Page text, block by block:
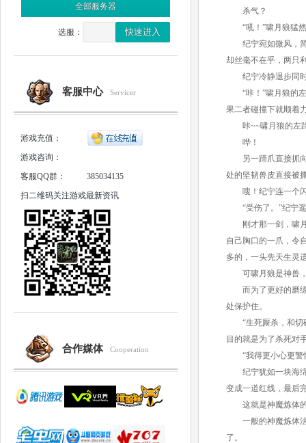
全部服务器
选服：
客服中心 Servicer
游戏充值：
游戏咨询：
客服QQ群：
385034135
扫二维码关注游戏最新资讯
合作媒体 Cooperation
杀气？
“吼！”啸月狼猛然
纪宁宛如微风，简
却丝毫不在乎，两只
纪宁冷静退步同时
“咔！”啸月狼的左
果二者碰撞下就顺着
咔~~啸月狼的左蹄
哗！
另一蹄爪直接抓向
处的坚韧兽皮直接被
嗖！纪宁连一个闪
“受伤了。”纪宁遥
刚才那一剑，啸月
自己胸口的一爪，令
多的，一头先天生灵
可啸月狼是神兽，
而为了更好的磨练
处保护住。
“生死厮杀，和切
目的就是为了杀死对
“我得更小心更警
纪宁犹如一块海绵
变成一道红线，最后
这就是神魔炼体的
一般的神魔炼体法
了。